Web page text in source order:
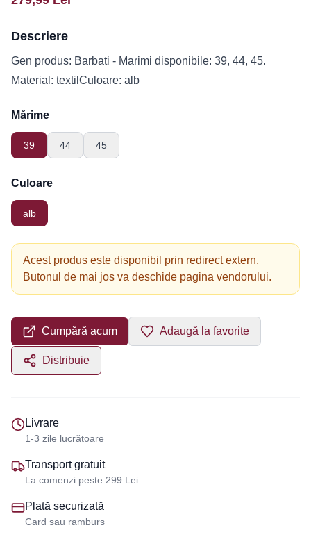
Descriere
Gen produs: Barbati - Marimi disponibile: 39, 44, 45.
Material: textilCuloare: alb
Mărime
39 44 45
Culoare
alb
Acest produs este disponibil prin redirect extern.
Butonul de mai jos va deschide pagina vendorului.
Cumpără acum Adaugă la favorite
Distribuie
Livrare
1-3 zile lucrătoare
Transport gratuit
La comenzi peste 299 Lei
Plată securizată
Card sau ramburs